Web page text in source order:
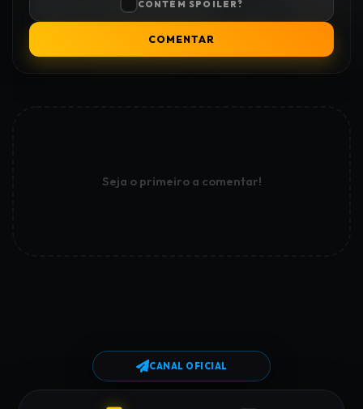
CONTÉM SPOILER?
COMENTAR
Seja o primeiro a comentar!
CANAL OFICIAL